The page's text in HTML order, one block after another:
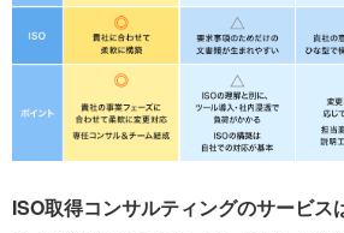
ISO取得コンサルティングのサービス